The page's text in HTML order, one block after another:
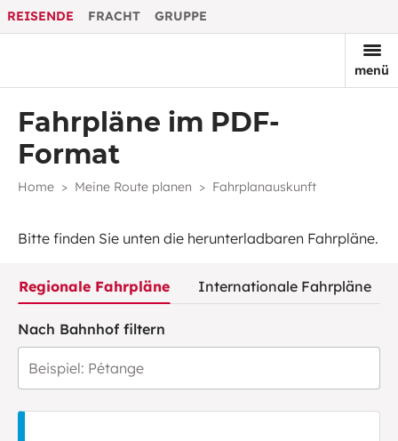
REISENDE FRACHT GRUPPE
menü
Fahrpläne im PDF-
Format
Home Meine Route planen Fahrplanauskunft
Bitte finden Sie unten die herunterladbaren Fahrpläne.
Regionale Fahrpläne Internationale Fahrpläne
Nach Bahnhof filtern